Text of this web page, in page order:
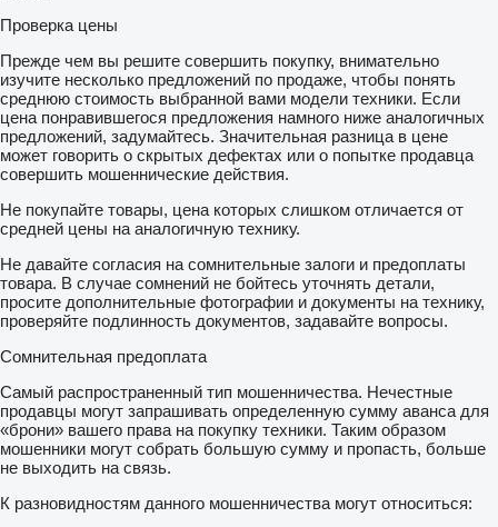
Проверка цены
Прежде чем вы решите совершить покупку, внимательно
изучите несколько предложений по продаже, чтобы понять
среднюю стоимость выбранной вами модели техники. Если
цена понравившегося предложения намного ниже аналогичных
предложений, задумайтесь. Значительная разница в цене
может говорить о скрытых дефектах или о попытке продавца
совершить мошеннические действия.
Не покупайте товары, цена которых слишком отличается от
средней цены на аналогичную технику.
Не давайте согласия на сомнительные залоги и предоплаты
товара. В случае сомнений не бойтесь уточнять детали,
просите дополнительные фотографии и документы на технику,
проверяйте подлинность документов, задавайте вопросы.
Сомнительная предоплата
Самый распространенный тип мошенничества. Нечестные
продавцы могут запрашивать определенную сумму аванса для
«брони» вашего права на покупку техники. Таким образом
мошенники могут собрать большую сумму и пропасть, больше
не выходить на связь.
К разновидностям данного мошенничества могут относиться: